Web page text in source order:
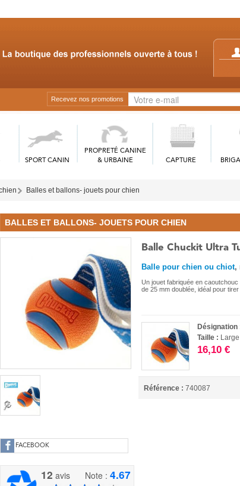
Recevez nos promotions
SPORT CANIN
PROPRETÉ CANINE
& URBAINE
CAPTURE
Balles et ballons- jouets pour chien
BALLES ET BALLONS- JOUETS POUR CHIEN
FACEBOOK
12 avis Note :4.67
Balle Chuckit Ultra
Balle pour chien ou chiot,
Un jouet fabriquée en
de 25 mm doublée, idéal pour tirer
Désignation
Taille :
16,10 €
Référence : 740087